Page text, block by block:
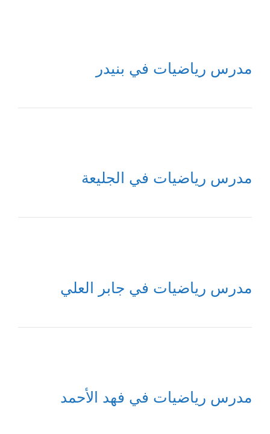
مدرس رياضيات في بنيدر
مدرس رياضيات في الجليعة
مدرس رياضيات في جابر العلي
مدرس رياضيات في فهد الأحمد